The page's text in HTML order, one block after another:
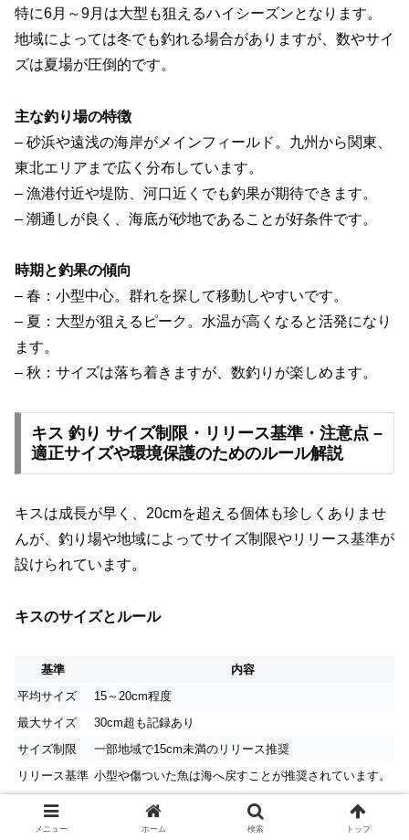
特に6月～9月は大型も狙えるハイシーズンとなります。
地域によっては冬でも釣れる場合がありますが、数やサイ
ズは夏場が圧倒的です。
主な釣り場の特徴
– 砂浜や遠浅の海岸がメインフィールド。九州から関東、
東北エリアまで広く分布しています。
– 漁港付近や堤防、河口近くでも釣果が期待できます。
– 潮通しが良く、海底が砂地であることが好条件です。
時期と釣果の傾向
– 春：小型中心。群れを探して移動しやすいです。
– 夏：大型が狙えるピーク。水温が高くなると活発になり
ます。
– 秋：サイズは落ち着きますが、数釣りが楽しめます。
キス 釣り サイズ制限・リリース基準・注意点 –
適正サイズや環境保護のためのルール解説
キスは成長が早く、20cmを超える個体も珍しくありませ
んが、釣り場や地域によってサイズ制限やリリース基準が
設けられています。
キスのサイズとルール
基準
内容
平均サイズ
15～20cm程度
最大サイズ
30cm超も記録あり
サイズ制限
一部地域で15cm未満のリリース推奨
リリース基準 小型や傷ついた魚は海へ戻すことが推奨されています。
注意点
メニュー ホーム 検索 トップ